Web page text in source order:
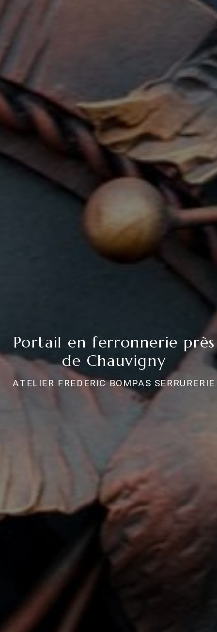
Portail en ferronnerie près
de Chauvigny
ATELIER FREDERIC BOMPAS SERRURERIE